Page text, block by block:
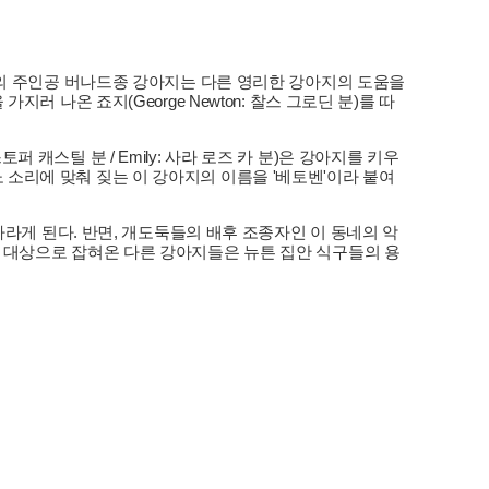
인공 버나드종 강아지는 다른 영리한 강아지의 도움을
지러 나온 죠지(George Newton: 찰스 그로딘 분)를 따
퍼 캐스틸 분 / Emily: 사라 로즈 카 분)은 강아지를 키우
리에 맞춰 짖는 이 강아지의 이름을 '베토벤'이라 붙여
게 된다. 반면, 개도둑들의 배후 조종자인 이 동네의 악
상으로 잡혀온 다른 강아지들은 뉴튼 집안 식구들의 용